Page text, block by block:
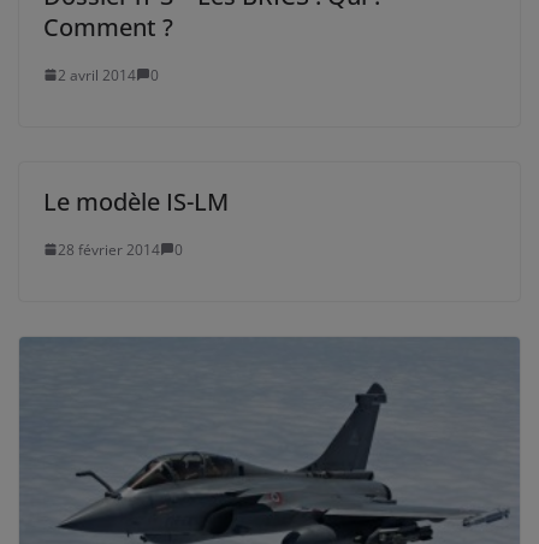
Comment ?
2 avril 2014 0
Le modèle IS-LM
28 février 2014 0